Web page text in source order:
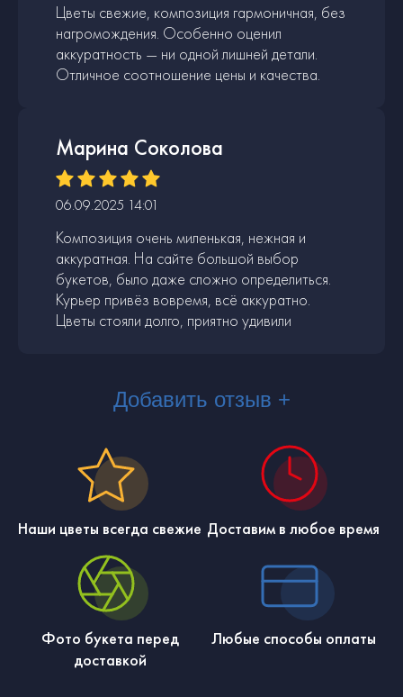
Цветы свежие, композиция гармоничная, без
нагромождения. Особенно оценил
аккуратность — ни одной лишней детали.
Отличное соотношение цены и качества.
Марина Соколова
06.09.2025 14:01
Композиция очень миленькая, нежная и
аккуратная. На сайте большой выбор
букетов, было даже сложно определиться.
Курьер привёз вовремя, всё аккуратно.
Цветы стояли долго, приятно удивили
Добавить отзыв +
Наши цветы всегда свежие Доставим в любое время
Фото букета перед
доставкой
Любые способы оплаты